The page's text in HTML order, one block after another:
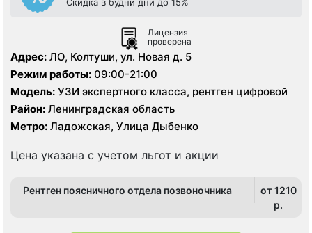
Скидка в будни дни до 15%
Лицензия
проверена
Адрес: ЛО, Колтуши, ул. Новая д. 5
Режим работы: 09:00-21:00
Модель: УЗИ экспертного класса, рентген цифровой
Район: Ленинградская область
Метро: Ладожская, Улица Дыбенко
Цена указана с учетом льгот и акции
Рентген поясничного отдела позвоночника
от 1210
p.